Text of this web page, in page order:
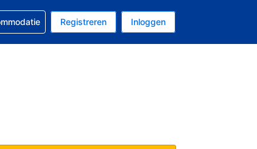
Registreren Inloggen